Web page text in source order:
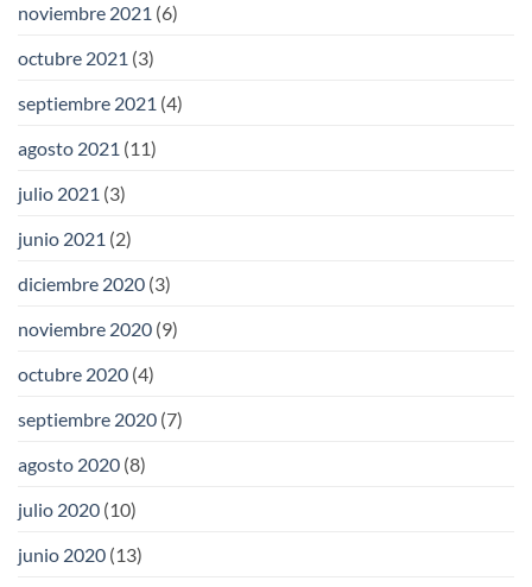
noviembre 2021 (6)
octubre 2021 (3)
septiembre 2021 (4)
agosto 2021 (11)
julio 2021 (3)
junio 2021 (2)
diciembre 2020 (3)
noviembre 2020 (9)
octubre 2020 (4)
septiembre 2020 (7)
agosto 2020 (8)
julio 2020 (10)
junio 2020 (13)